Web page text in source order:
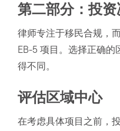
第二部分：投资
律师专注于移民合规，
EB-5 项目。选择正确
得不同。
评估区域中心
在考虑具体项目之前，